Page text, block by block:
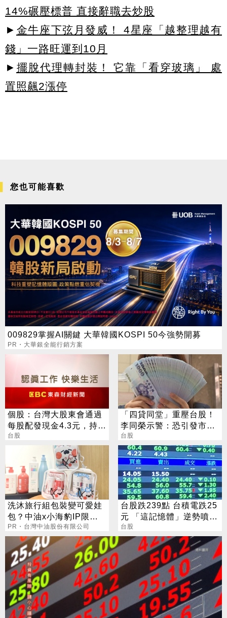
14%碾壓標普 直接辭職去炒股
► 金牛座下弦月發威！ 4星座「越整理越有
錢」一路旺運到10月
► 擺脫代理轉封裝！ 它靠「看穿玻璃」 處
置照飆2漲停
您也可能喜歡
009829掌握AI關鍵 大華韓國KOSPI 50今強勢開募
PR・大華銀全能行銷方案
個股：台灣大股東會通過
每股配發現金4.3元，持續
發展電信金融等多元服務
台股
「四貸同堂」重壓台股！
李同榮示警：恐引發市場
連鎖反應
台股
洗沐旅行組包裝變可愛娃
包？中油x小海豹IP限量
聯名款
PR・台灣中油股份有限公司
台股跌239點 台積電跌25
元 「這記憶體」逆勢噴
5%
台股